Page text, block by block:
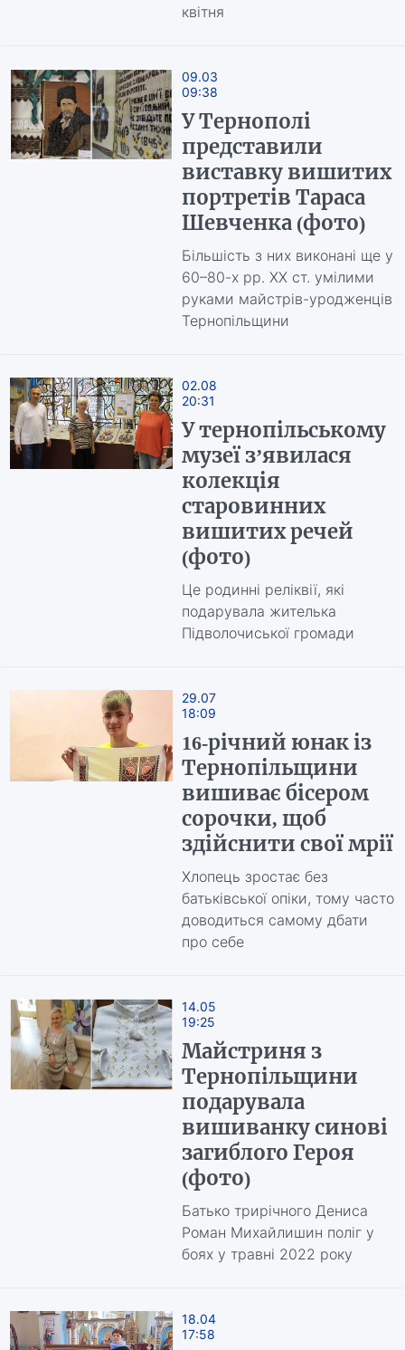
квітня
09.03
09:38
У Тернополі
представили
виставку вишитих
портретів Тараса
Шевченка (фото)
Більшість з них виконані ще у
60–80-х рр. ХХ ст. умілими
руками майстрів-уродженців
Тернопільщини
02.08
20:31
У тернопільському
музеї з’явилася
колекція
старовинних
вишитих речей
(фото)
Це родинні реліквії, які
подарувала жителька
Підволочиської громади
29.07
18:09
16-річний юнак із
Тернопільщини
вишиває бісером
сорочки, щоб
здійснити свої мрії
Хлопець зростає без
батьківської опіки, тому часто
доводиться самому дбати
про себе
14.05
19:25
Майстриня з
Тернопільщини
подарувала
вишиванку синові
загиблого Героя
(фото)
Батько трирічного Дениса
Роман Михайлишин поліг у
боях у травні 2022 року
18.04
17:58